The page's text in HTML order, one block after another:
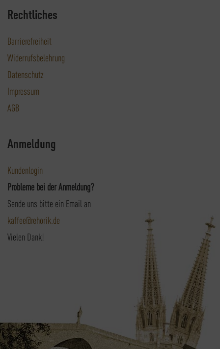
Rechtliches
Barrierefreiheit
Widerrufsbelehrung
Datenschutz
Impressum
AGB
Anmeldung
Kundenlogin
Probleme bei der Anmeldung?
Sende uns bitte ein Email an
kaffee@rehorik.de
Vielen Dank!